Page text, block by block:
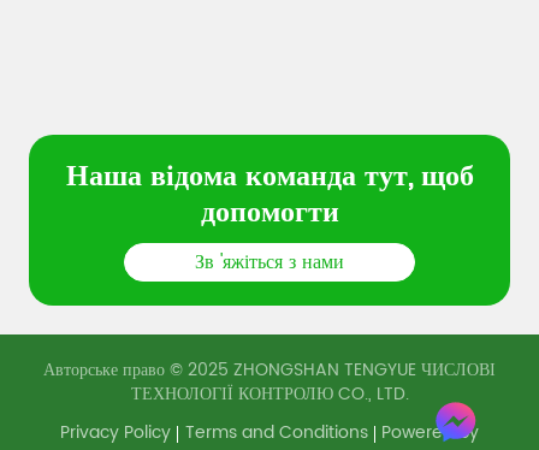
Наша відома команда тут, щоб
допомогти
Зв 'яжіться з нами
Авторське право © 2025 ZHONGSHAN TENGYUE ЧИСЛОВІ
ТЕХНОЛОГІЇ КОНТРОЛЮ CO., LTD.
Privacy Policy Terms and Conditions Powered by